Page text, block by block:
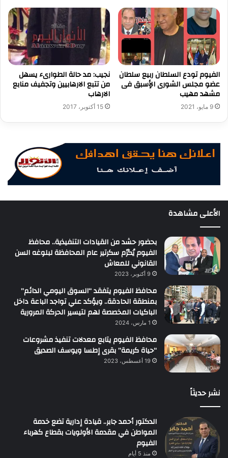
الفيوم تودع السلطان ربيع سلطان
عضو مجلس الشورى الأٍسبق فى
مشهد مهيب
9 مايو، 2021
نجيب: مد حالة الطوارىء يسهل
من تتبع الارهابيين وتجفيف منابع
الارهاب
15 أكتوبر، 2017
الأعلى مشاهدة
بحضور حشد من القيادات التنفيذية.. محافظ
الفيوم يُكرّم سكرتير عام المحافظة لبلوغه السن
القانوني للمعاش
9 أكتوبر، 2023
محافظ الفيوم يتفقد “السوق اليومي الدائم”
بمنطقة الحادقة.. ويؤكد علي تواجد الباعة داخل
الباكيات المخصصة لهم لتيسير الحركة المرورية
1 مارس، 2024
محافظ الفيوم يتابع معدلات تنفيذ مشروعات
“حياة كريمة” بقرى إطسا ويوسف الصديق
19 أغسطس، 2023
نشر حديثاً
الدكتور أحمد جابر.. قيادة إدارية تضع خدمة
المواطن في مقدمة الأولويات بقطاع كهرباء
الفيوم
منذ 5 أيام